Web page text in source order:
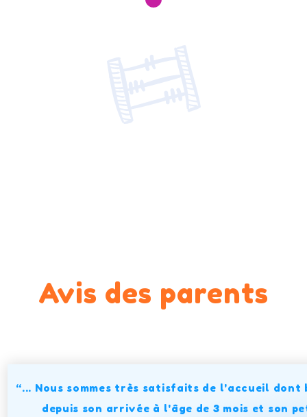
Avis des parents
“... Nous sommes très satisfaits de l'accueil
depuis son arrivée à l'âge de 3 mois et son